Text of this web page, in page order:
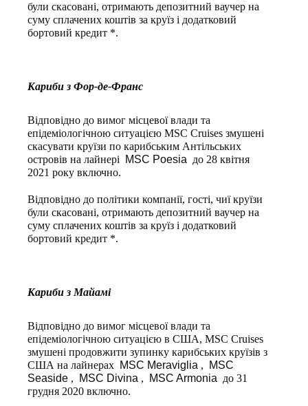
були скасовані, отримають депозитний ваучер на
суму сплачених коштів за круїз і додатковий
бортовий кредит *.
Кариби з Фор-де-Франс
Відповідно до вимог місцевої влади та
епідеміологічною ситуацією MSC Cruises змушені
скасувати круїзи по карибським Антільських
островів на лайнері
MSC Poesia до 28 квітня
2021 року включно.
Відповідно до політики компанії, гості, чиї круїзи
були скасовані, отримають депозитний ваучер на
суму сплачених коштів за круїз і додатковий
бортовий кредит *.
Кариби з Майамі
Відповідно до вимог місцевої влади та
епідеміологічною ситуацією в США, MSC Cruises
змушені продовжити зупинку карибських круїзів з
США на лайнерах MSC Meraviglia ,
MSC
Seaside , MSC Divina , MSC Armonia до 31
грудня 2020 включно.